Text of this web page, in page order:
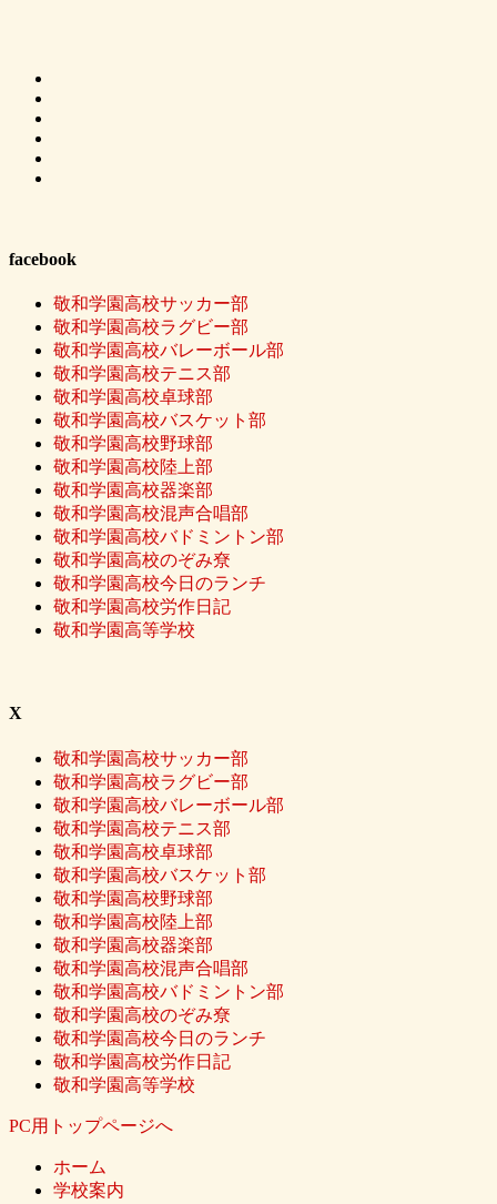
facebook
敬和学園高校サッカー部
敬和学園高校ラグビー部
敬和学園高校バレーボール部
敬和学園高校テニス部
敬和学園高校卓球部
敬和学園高校バスケット部
敬和学園高校野球部
敬和学園高校陸上部
敬和学園高校器楽部
敬和学園高校混声合唱部
敬和学園高校バドミントン部
敬和学園高校のぞみ尞
敬和学園高校今日のランチ
敬和学園高校労作日記
敬和学園高等学校
X
敬和学園高校サッカー部
敬和学園高校ラグビー部
敬和学園高校バレーボール部
敬和学園高校テニス部
敬和学園高校卓球部
敬和学園高校バスケット部
敬和学園高校野球部
敬和学園高校陸上部
敬和学園高校器楽部
敬和学園高校混声合唱部
敬和学園高校バドミントン部
敬和学園高校のぞみ尞
敬和学園高校今日のランチ
敬和学園高校労作日記
敬和学園高等学校
PC用トップページへ
ホーム
学校案内